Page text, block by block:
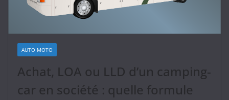
AUTO MOTO
Achat, LOA ou LLD d’un camping-
car en société : quelle formule